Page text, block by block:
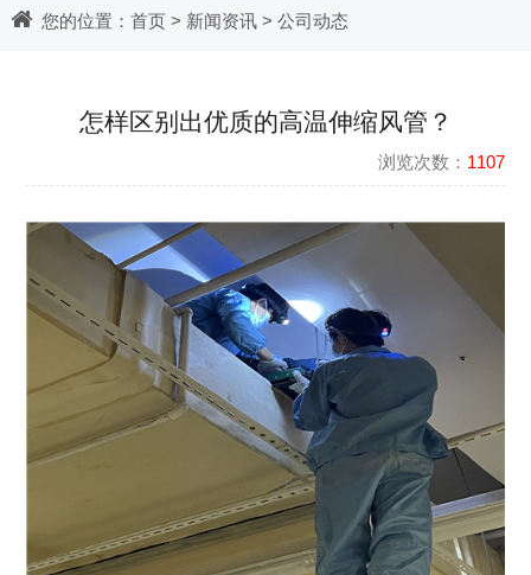
您的位置： 首页> 新闻资讯 > 公司动态
怎样区别出优质的高温伸缩风管？
浏览次数： 1107